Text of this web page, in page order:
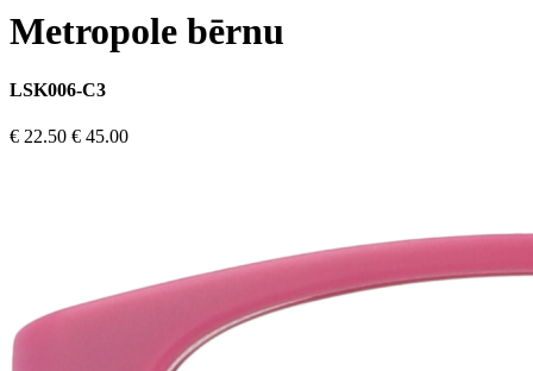
Metropole bērnu
LSK006-C3
€ 22.50 € 45.00